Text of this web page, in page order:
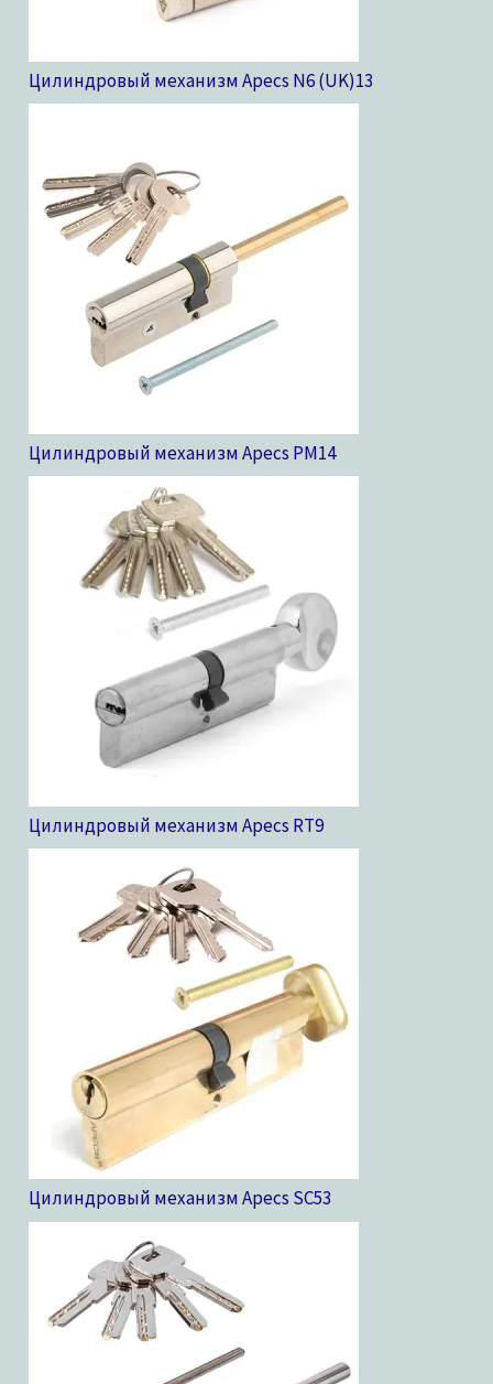
Цилиндровый механизм Apecs N6 (UK)13
Цилиндровый механизм Apecs PM14
Цилиндровый механизм Apecs RT9
Цилиндровый механизм Apecs SC53